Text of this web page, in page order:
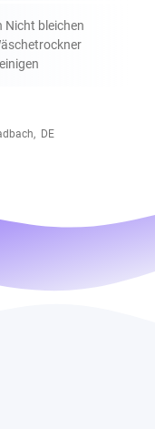
Nicht bleichen
DE